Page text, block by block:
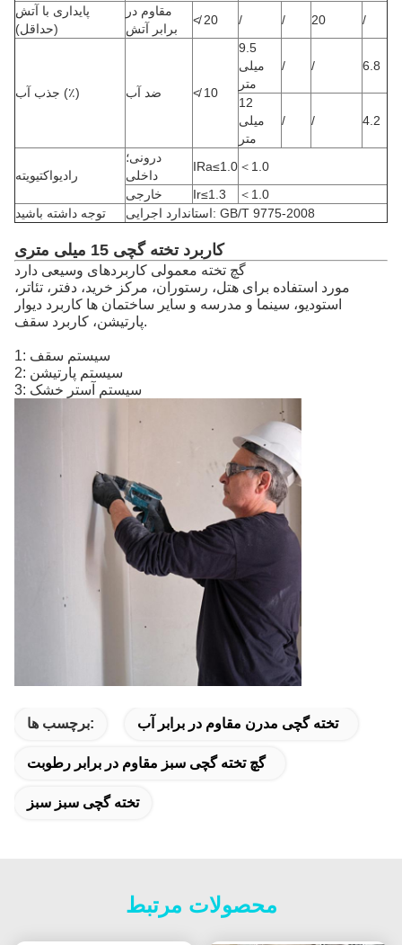
پایداری با آتش
(حداقل)
مقاوم در
برابر آتش
≮ 20 / / 20 /
جذب آب (٪) ضد آب ≮ 10
9.5
میلی
متر
/ / 6.8
12
میلی
متر
/ / 4.2
رادیواکتیویته
درونی؛
داخلی
IRa≤1.0 ＜1.0
خارجی
Ir≤1.3
＜1.0
توجه داشته باشید
استاندارد اجرایی: GB/T 9775-2008
کاربرد تخته گچی 15 میلی متری
گچ تخته معمولی کاربردهای وسیعی دارد
مورد استفاده برای هتل، رستوران، مرکز خرید، دفتر، تئاتر،
استودیو، سینما و مدرسه و سایر ساختمان ها کاربرد دیوار
پارتیشن، کاربرد سقف.
1: سیستم سقف
2: سیستم پارتیشن
3: سیستم آستر خشک
برچسب ها: تخته گچی مدرن مقاوم در برابر آب
گچ تخته گچی سبز مقاوم در برابر رطوبت
تخته گچی سبز سبز
محصولات مرتبط